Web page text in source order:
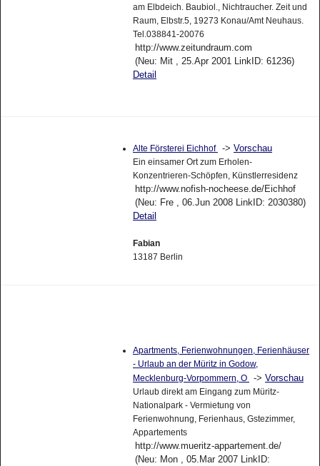
am Elbdeich. Baubiol., Nichtraucher. Zeit und
Raum, Elbstr.5, 19273 Konau/Amt Neuhaus.
Tel.038841-20076
http://www.zeitundraum.com
(Neu: Mit , 25.Apr 2001 LinkID: 61236)
Detail
Alte Försterei Eichhof -> Vorschau
Ein einsamer Ort zum Erholen-
Konzentrieren-Schöpfen, Künstlerresidenz
http://www.nofish-nocheese.de/Eichhof
(Neu: Fre , 06.Jun 2008 LinkID: 2030380)
Detail
Fabian
13187 Berlin
Apartments, Ferienwohnungen, Ferienhäuser
- Urlaub an der Müritz in Godow,
Mecklenburg-Vorpommern, O
-> Vorschau
Urlaub direkt am Eingang zum Müritz-
Nationalpark - Vermietung von
Ferienwohnung, Ferienhaus, Gstezimmer,
Appartements
http://www.mueritz-appartement.de/
(Neu: Mon , 05.Mar 2007 LinkID: